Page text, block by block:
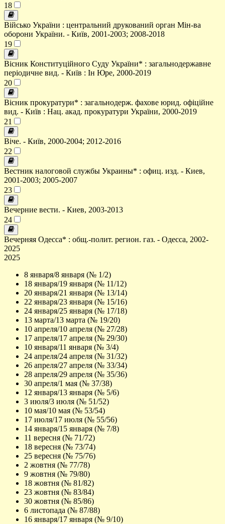
18
Військо України : центральний друкований орган Мін-ва
оборони України. - Київ, 2001-2003; 2008-2018
19
Вісник Конституційного Суду України* : загальнодержавне
періодичне вид. - Київ : Ін Юре, 2000-2019
20
Вісник прокуратури* : загальнодерж. фахове юрид. офіційне
вид. - Київ : Нац. акад. прокуратури України, 2000-2019
21
Віче. - Київ, 2000-2004; 2012-2016
22
Вестник налоговой службы Украины* : офиц. изд. - Киев,
2001-2003; 2005-2007
23
Вечерние вести. - Киев, 2003-2013
24
Вечерняя Одесса* : общ.-полит. регион. газ. - Одесса, 2002-
2025
2025
8 января/8 января (№ 1/2)
18 января/19 января (№ 11/12)
20 января/21 января (№ 13/14)
22 января/23 января (№ 15/16)
24 января/25 января (№ 17/18)
13 марта/13 марта (№ 19/20)
10 апреля/10 апреля (№ 27/28)
17 апреля/17 апреля (№ 29/30)
10 января/11 января (№ 3/4)
24 апреля/24 апреля (№ 31/32)
26 апреля/27 апреля (№ 33/34)
28 апреля/29 апреля (№ 35/36)
30 апреля/1 мая (№ 37/38)
12 января/13 января (№ 5/6)
3 июля/3 июля (№ 51/52)
10 мая/10 мая (№ 53/54)
17 июля/17 июля (№ 55/56)
14 января/15 января (№ 7/8)
11 вересня (№ 71/72)
18 вересня (№ 73/74)
25 вересня (№ 75/76)
2 жовтня (№ 77/78)
9 жовтня (№ 79/80)
18 жовтня (№ 81/82)
23 жовтня (№ 83/84)
30 жовтня (№ 85/86)
6 листопада (№ 87/88)
16 января/17 января (№ 9/10)